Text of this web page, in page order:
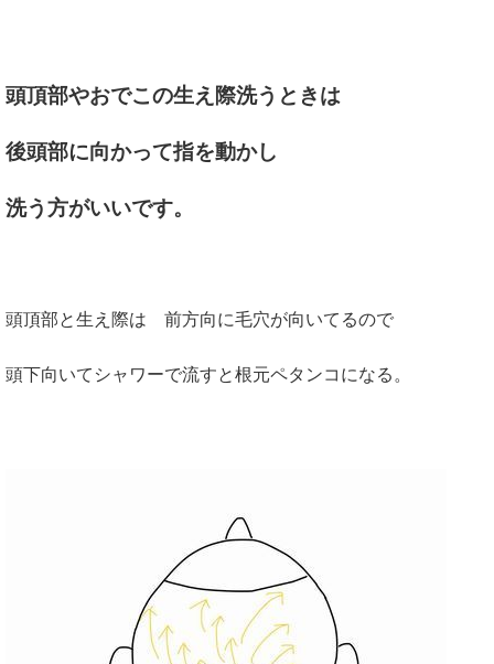
頭頂部やおでこの生え際洗うときは
後頭部に向かって指を動かし
洗う方がいいです。
頭頂部と生え際は 前方向に毛穴が向いてるので
頭下向いてシャワーで流すと根元ペタンコになる。